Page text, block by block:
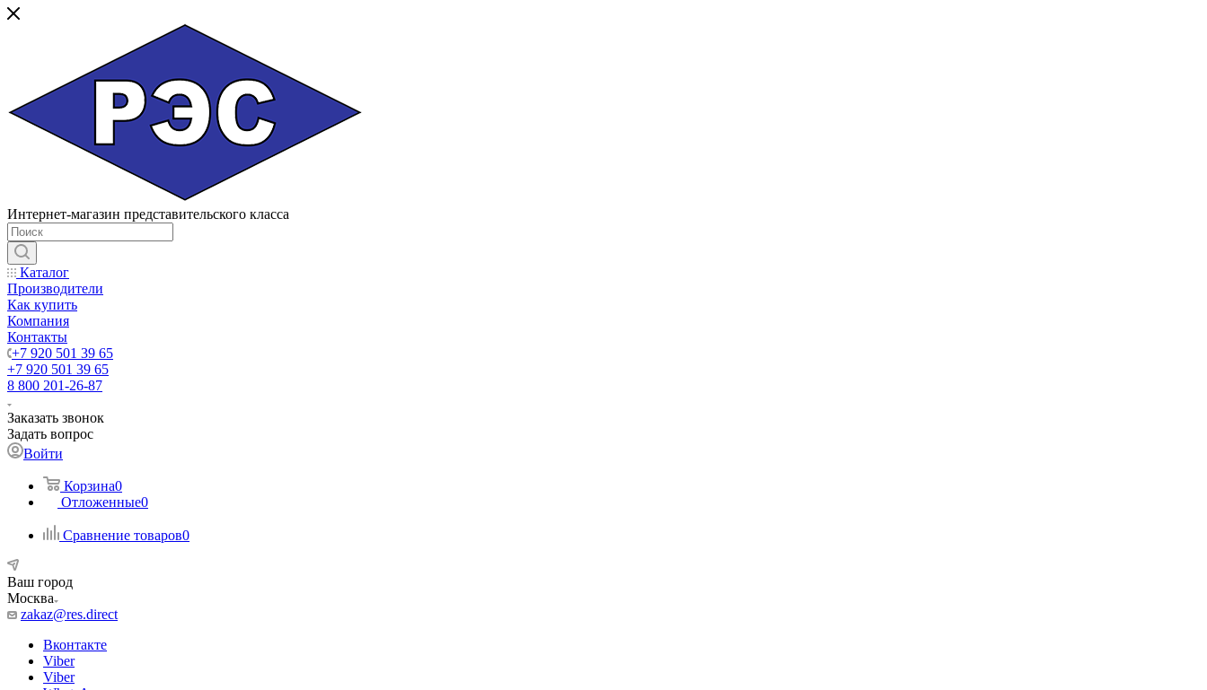
Интернет-магазин представительского класса
Каталог
Производители
Как купить
Компания
Контакты
+7 920 501 39 65
+7 920 501 39 65
8 800 201-26-87
Заказать звонок
Задать вопрос
Войти
Корзина0
Отложенные0
Сравнение товаров0
Ваш город
Москва
zakaz@res.direct
Вконтакте
Viber
Viber